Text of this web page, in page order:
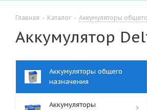
Главная - Каталог - Аккумуляторы
Аккумулятор
Аккумуляторы общего
назначения
Аккумуляторы